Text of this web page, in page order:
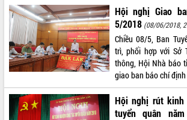
LÃNH ĐẠO UBND TỈNH
TIN TỨC SỰ KIỆN
SỞ, BAN, NGÀNH
THÔNG TIN CHỈ ĐẠO ĐIỀU HÀNH
Hội nghị Giao
5/2018 (08/06/2018,
Chiều 08/5, Ban
trì, phối hợp với Sở
thông, Hội Nhà báo
giao ban báo chí
Hội nghị rút kinh
tuyển quân